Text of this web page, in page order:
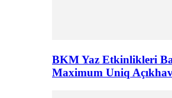
BKM Yaz Etkinlikleri
Maximum Uniq